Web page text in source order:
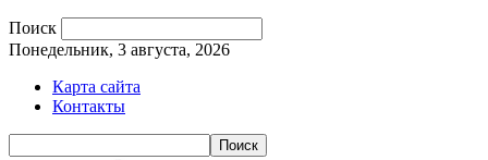
Поиск
Понедельник, 3 августа, 2026
Карта сайта
Контакты